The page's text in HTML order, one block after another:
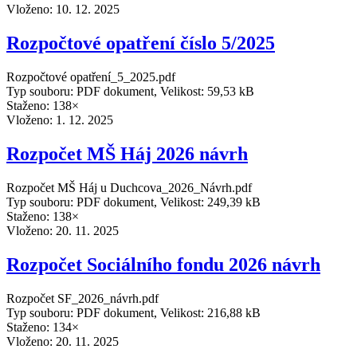
Vloženo: 10. 12. 2025
Rozpočtové opatření číslo 5/2025
Rozpočtové opatření_5_2025.pdf
Typ souboru: PDF dokument, Velikost: 59,53 kB
Staženo: 138×
Vloženo: 1. 12. 2025
Rozpočet MŠ Háj 2026 návrh
Rozpočet MŠ Háj u Duchcova_2026_Návrh.pdf
Typ souboru: PDF dokument, Velikost: 249,39 kB
Staženo: 138×
Vloženo: 20. 11. 2025
Rozpočet Sociálního fondu 2026 návrh
Rozpočet SF_2026_návrh.pdf
Typ souboru: PDF dokument, Velikost: 216,88 kB
Staženo: 134×
Vloženo: 20. 11. 2025